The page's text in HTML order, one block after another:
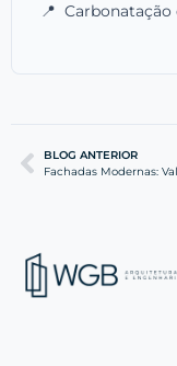
📍
BLOG ANTERIOR